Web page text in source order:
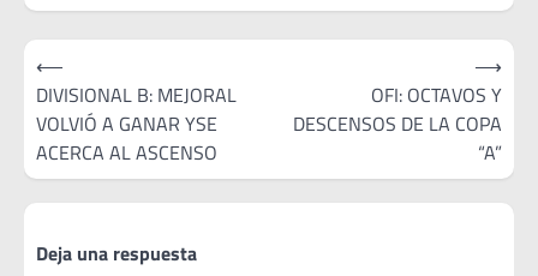
Navegación
de
entradas
⟵
DIVISIONAL B: MEJORAL
VOLVIÓ A GANAR YSE
ACERCA AL ASCENSO
OFI: OCTAVOS Y
DESCENSOS DE LA COPA
“A”
⟶
Deja una respuesta